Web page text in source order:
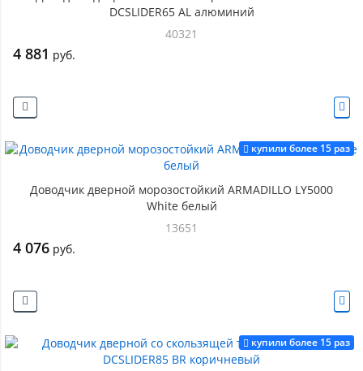
DCSLIDER65 AL алюминий
40321
4 881 руб.
купили более 15 раз
Доводчик дверной морозостойкий ARMADILLO LY5000
White белый
13651
4 076 руб.
купили более 15 раз